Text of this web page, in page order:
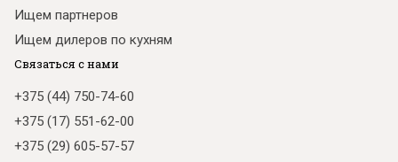
Ищем партнеров
Ищем дилеров по кухням
Связаться с нами
+375 (44) 750-74-60
+375 (17) 551-62-00
+375 (29) 605-57-57